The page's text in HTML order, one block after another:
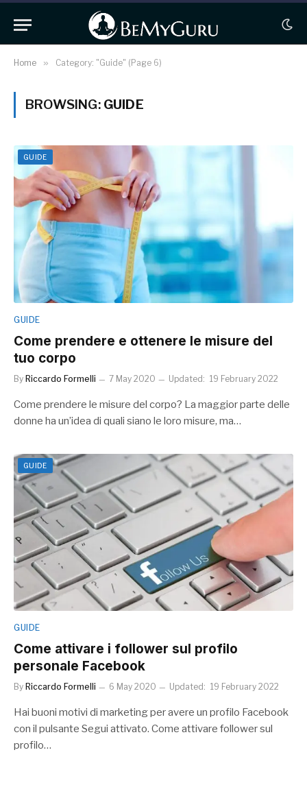
Home » Category: "Guide" (Page 6)
BROWSING: GUIDE
GUIDE
GUIDE
Come prendere e ottenere le misure del
tuo corpo
By Riccardo Formelli 7 May 2020 Updated: 19 February 2022
Come prendere le misure del corpo? La maggior parte delle
donne ha un’idea di quali siano le loro misure, ma…
GUIDE
GUIDE
Come attivare i follower sul profilo
personale Facebook
By Riccardo Formelli 6 May 2020 Updated: 19 February 2022
Hai buoni motivi di marketing per avere un profilo Facebook
con il pulsante Segui attivato. Come attivare follower sul
profilo…